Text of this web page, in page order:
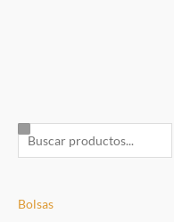
B
u
c
Bolsas